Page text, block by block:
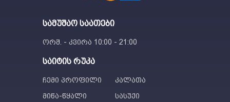
სამუშაო საათები
ორშ. - კვირა 10:00 - 21:00
საიტის რუკა
ჩემი პროფილი
კალათა
მიწა-წყალი
სასუქი